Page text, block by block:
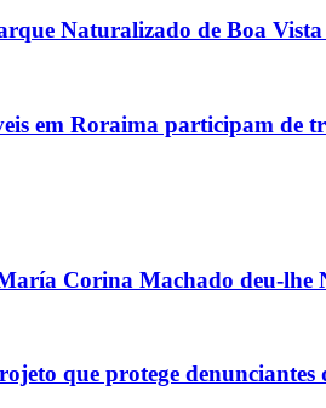
Naturalizado de Boa
em Roraima participam de
Corina Machado deu-lhe
que protege